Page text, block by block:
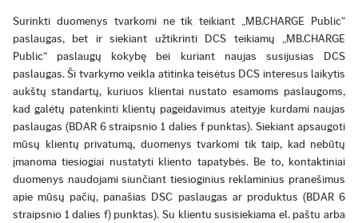
Surinkti duomenys tvarkomi ne tik teikiant „MB.CHARGE Public“
paslaugas, bet ir siekiant užtikrinti DCS teikiamų „MB.CHARGE
Public“ paslaugų kokybę bei kuriant naujas susijusias DCS
paslaugas. Ši tvarkymo veikla atitinka teisėtus DCS interesus laikytis
aukštų standartų, kuriuos klientai nustato esamoms paslaugoms,
kad galėtų patenkinti klientų pageidavimus ateityje kurdami naujas
paslaugas (BDAR 6 straipsnio 1 dalies f punktas). Siekiant apsaugoti
mūsų klientų privatumą, duomenys tvarkomi tik taip, kad nebūtų
įmanoma tiesiogiai nustatyti kliento tapatybės. Be to, kontaktiniai
duomenys naudojami siunčiant tiesioginius reklaminius pranešimus
apie mūsų pačių, panašias DSC paslaugas ar produktus (BDAR 6
straipsnio 1 dalies f) punktas). Su klientu susisiekiama el. paštu arba